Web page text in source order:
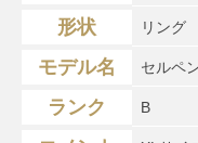
形状 リング
モデル名 セルペ
ランク B